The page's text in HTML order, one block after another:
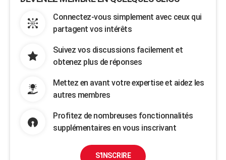
Connectez-vous simplement avec ceux qui
partagent vos intérêts
Suivez vos discussions facilement et
obtenez plus de réponses
Mettez en avant votre expertise et aidez les
autres membres
Profitez de nombreuses fonctionnalités
supplémentaires en vous inscrivant
S'INSCRIRE